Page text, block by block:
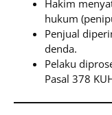
Hakim
hukum
Penjual
denda.
Pelaku
Pasal 378